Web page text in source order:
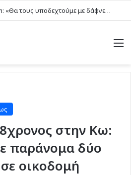
Μ. Πόκκιας στον topfm: «Θα τους υποδεχτούμε με δάφνες και πικροδάφνες» –Η ειρωνική “υποδοχή” στον υβριδικό σταθμό (ηχητικό)
στην Κω:
παράνομα δύο
οικοδομή